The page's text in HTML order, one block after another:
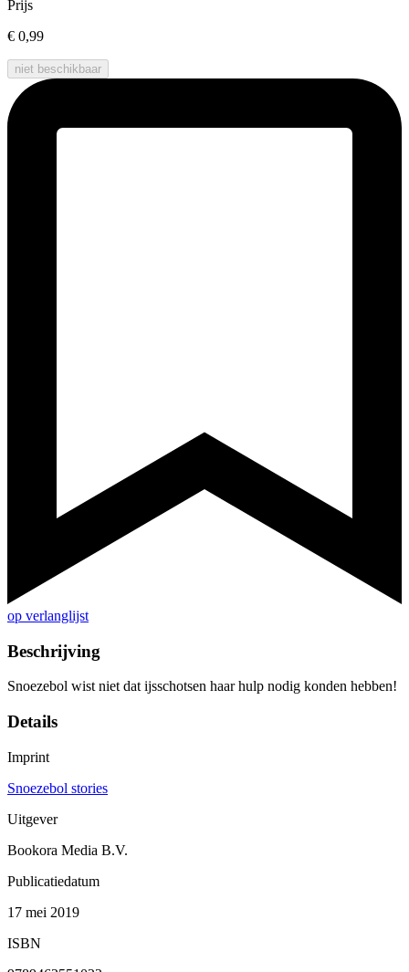
Prijs
€ 0,99
niet beschikbaar
op verlanglijst
Beschrijving
Snoezebol wist niet dat ijsschotsen haar hulp nodig konden hebben!
Details
Imprint
Snoezebol stories
Uitgever
Bookora Media B.V.
Publicatiedatum
17 mei 2019
ISBN